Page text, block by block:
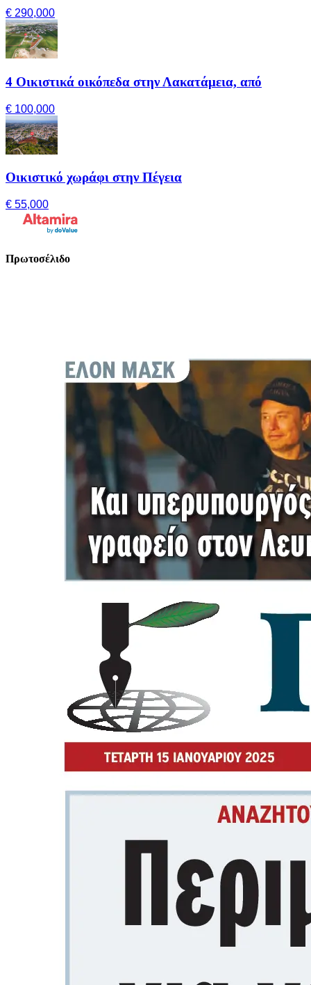
€ 290,000
4 Οικιστικά οικόπεδα στην Λακατάμεια, από
€ 100,000
Οικιστικό χωράφι στην Πέγεια
€ 55,000
Πρωτοσέλιδο